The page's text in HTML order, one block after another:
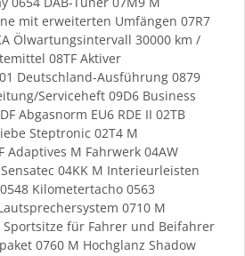
mit erweiterten Umfängen 07R7
Ölwartungsintervall 30000 km /
08TF Aktiver
Deutschland-Ausführung 0879
Serviceheft 09D6 Business
Abgasnorm EU6 RDE II 02TB
Steptronic 02T4 M
Adaptives M Fahrwerk 04AW
04KK M Interieurleisten
Kilometertacho 0563
0710 M
Sportsitze für Fahrer und Beifahrer
0760 M Hochglanz Shadow